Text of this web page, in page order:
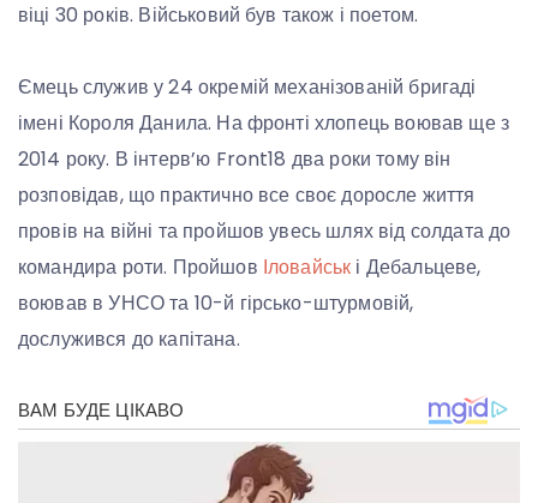
віці 30 років. Військовий був також і поетом.
Ємець служив у 24 окремій механізованій бригаді
імені Короля Данила. На фронті хлопець воював ще з
2014 року. В інтерв’ю Front18 два роки тому він
розповідав, що практично все своє доросле життя
провів на війні та пройшов увесь шлях від солдата до
командира роти. Пройшов Іловайськ і Дебальцеве,
воював в УНСО та 10-й гірсько-штурмовій,
дослужився до капітана.